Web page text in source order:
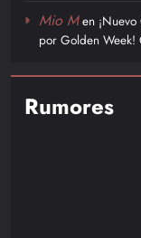
Mio Men
por Golden Week!
Rumores